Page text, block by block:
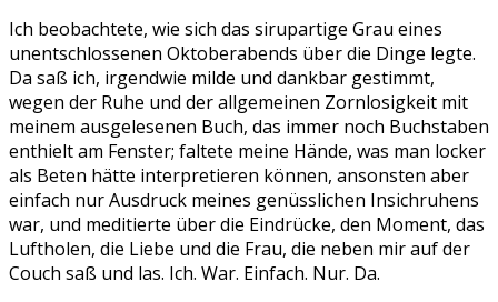
Ich beobachtete, wie sich das sirupartige Grau eines
unentschlossenen Oktoberabends über die Dinge legte.
Da saß ich, irgendwie milde und dankbar gestimmt,
wegen der Ruhe und der allgemeinen Zornlosigkeit mit
meinem ausgelesenen Buch, das immer noch Buchstaben
enthielt am Fenster; faltete meine Hände, was man locker
als Beten hätte interpretieren können, ansonsten aber
einfach nur Ausdruck meines genüsslichen Insichruhens
war, und meditierte über die Eindrücke, den Moment, das
Luftholen, die Liebe und die Frau, die neben mir auf der
Couch saß und las. Ich. War. Einfach. Nur. Da.